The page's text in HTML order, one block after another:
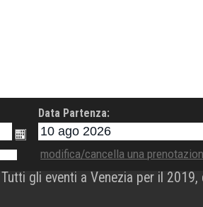
Data Partenza:
modifica/cancella una
Tutti gli eventi a Venezia per il 2019,